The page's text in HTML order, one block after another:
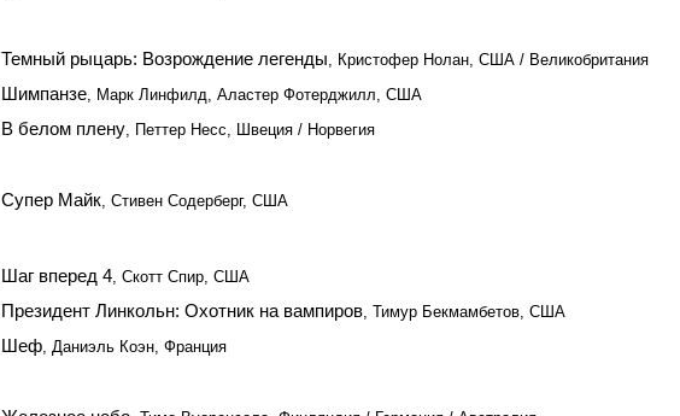
Темный рыцарь: Возрождение легенды, Кристофер Нолан, США / Великобритания
Шимпанзе, Марк Линфилд, Аластер Фотерджилл, США
В белом плену, Петтер Несс, Швеция / Норвегия
Супер Майк, Стивен Содерберг, США
Шаг вперед 4, Скотт Спир, США
Президент Линкольн: Охотник на вампиров, Тимур Бекмамбетов, США
Шеф, Даниэль Коэн, Франция